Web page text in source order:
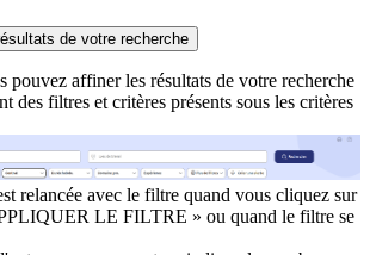
de votre recherche
pouvez affiner les résultats de votre recherche
des filtres et critères présents sous les critères
relancée avec le filtre quand vous cliquez sur
LE FILTRE » ou quand le filtre se